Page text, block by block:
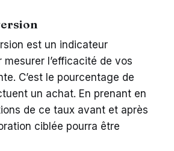
est un indicateur
l’efficacité de vos
C’est le pourcentage de
un achat. En prenant en
de ce taux avant et après
ciblée pourra être